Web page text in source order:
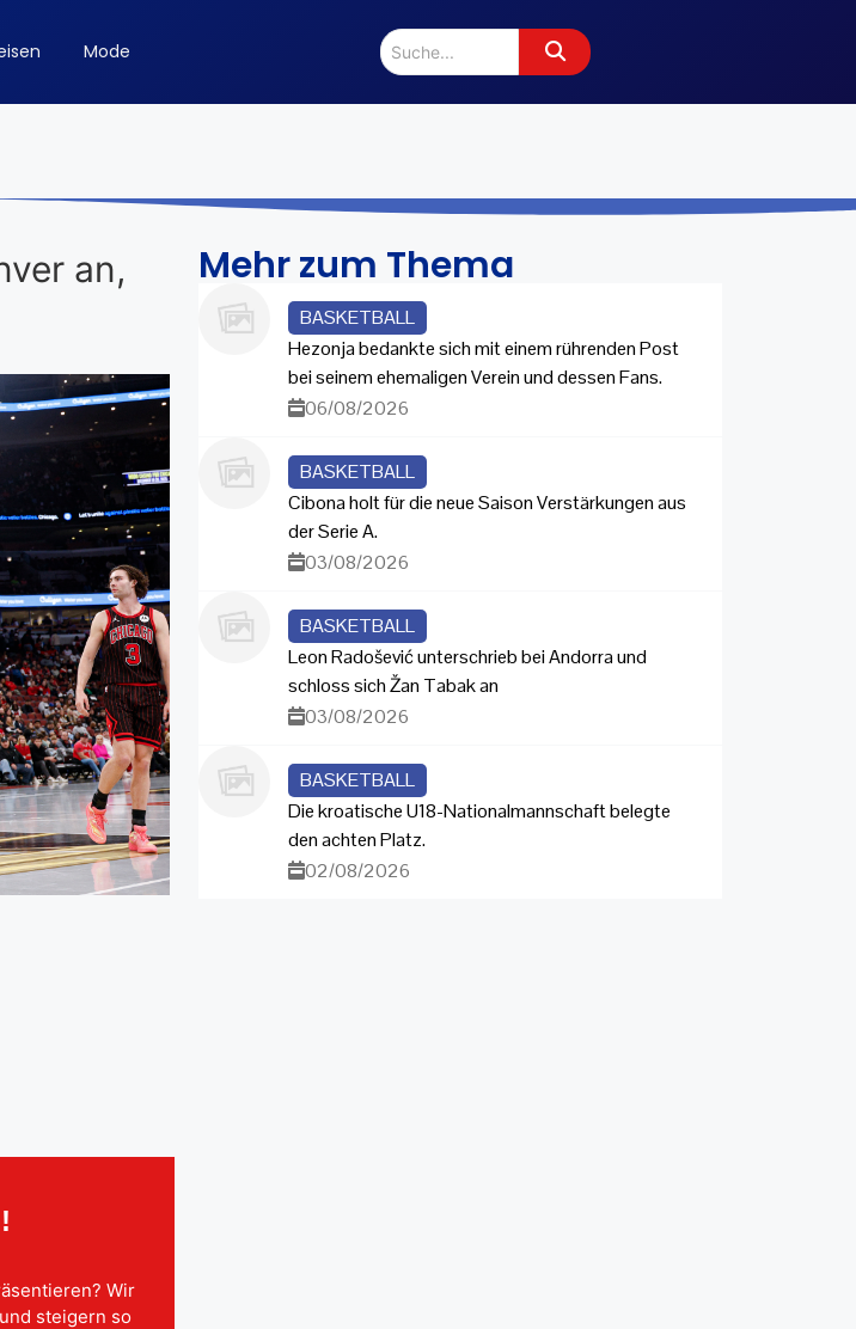
Mode
an,
Wir
steigern so
Mehr zum Thema
BASKETBALL
Hezonja bedankte sich mit einem rührenden Post
bei seinem ehemaligen Verein und dessen Fans.
06/08/2026
BASKETBALL
Cibona holt für die neue Saison Verstärkungen aus
der Serie A.
03/08/2026
BASKETBALL
Leon Radošević unterschrieb bei Andorra und
schloss sich Žan Tabak an
03/08/2026
BASKETBALL
Die kroatische U18-Nationalmannschaft belegte
den achten Platz.
02/08/2026